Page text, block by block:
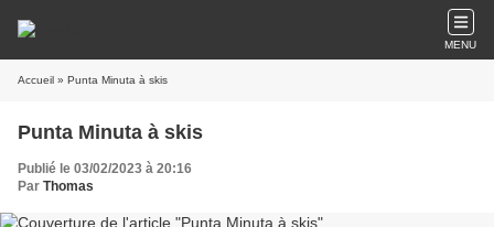
MENU
Accueil » Punta Minuta à skis
Punta Minuta à skis
Publié le 03/02/2023 à 20:16
Par Thomas